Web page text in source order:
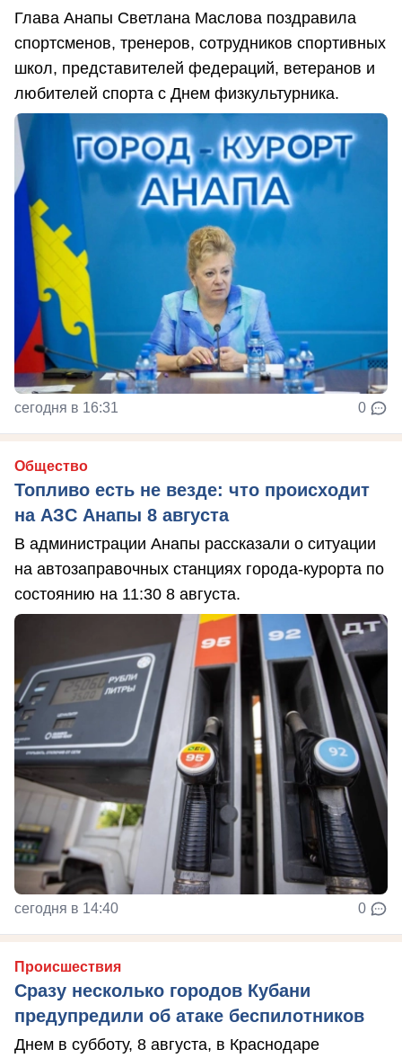
Глава Анапы Светлана Маслова поздравила
спортсменов, тренеров, сотрудников спортивных
школ, представителей федераций, ветеранов и
любителей спорта с Днем физкультурника.
сегодня в 16:31 0
Общество
Топливо есть не везде: что происходит
на АЗС Анапы 8 августа
В администрации Анапы рассказали о ситуации
на автозаправочных станциях города-курорта по
состоянию на 11:30 8 августа.
сегодня в 14:40 0
Происшествия
Сразу несколько городов Кубани
предупредили об атаке беспилотников
Днем в субботу, 8 августа, в Краснодаре